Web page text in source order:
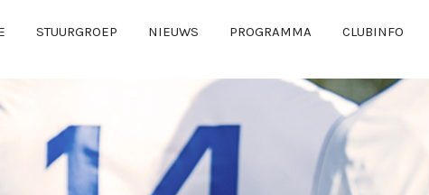
STUURGROEP NIEUWS PROGRAMMA CLUBINFO